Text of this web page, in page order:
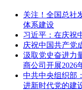
关注！全国总社
体系建设
习近平：在庆祝
庆祝中国共产党
汲取党史奋进力
商公司开展2026
中共中央组织部
进新时代党的建